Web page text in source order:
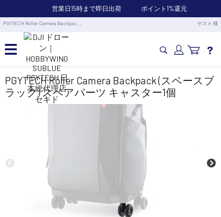
営業日15時まで即日出荷 ポイント1%還元
PGYTECH Roller Camera Backpac … ゲスト 様
カメラドローン・生活家電
業務用ドローン・業務関連製品
水中ドローン(ROV)・水中スクーター
RC・ロボット部品
PGYTECH Roller Camera Backpack (スペースブ
ラック) スペアパーツ キャスター1個